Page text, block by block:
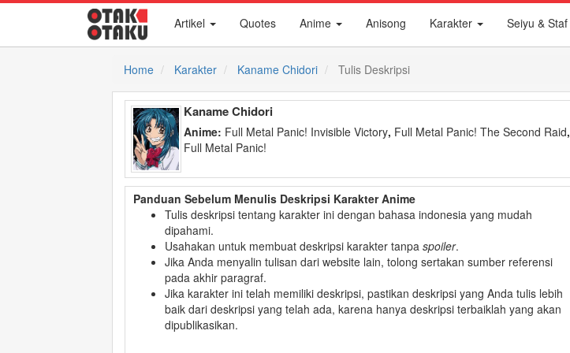
Artikel Quotes Anime Anisong Karakter Seiyu & Staf
Home Karakter Kaname Chidori Tulis Deskripsi
Kaname Chidori
Anime: Full Metal Panic! Invisible Victory, Full Metal Panic! The Second Raid,
Full Metal Panic!
Panduan Sebelum Menulis Deskripsi Karakter Anime
Tulis deskripsi tentang karakter ini dengan bahasa indonesia yang mudah
dipahami.
Usahakan untuk membuat deskripsi karakter tanpa spoiler.
Jika Anda menyalin tulisan dari website lain, tolong sertakan sumber referensi
pada akhir paragraf.
Jika karakter ini telah memiliki deskripsi, pastikan deskripsi yang Anda tulis lebih
baik dari deskripsi yang telah ada, karena hanya deskripsi terbaiklah yang akan
dipublikasikan.